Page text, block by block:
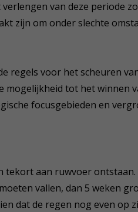
van deze periode
zijn om onder slechte
regels voor het scheuren
mogelijkheid tot het winnen
focusgebieden en
tekort aan ruwvoer
vallen, dan 5 weken
dat de regen nog even op